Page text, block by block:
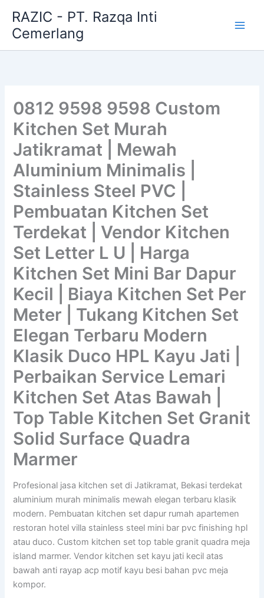
content
RAZIC - PT. Razqa Inti
Cemerlang
0812 9598 9598 Custom
Kitchen Set Murah
Jatikramat | Mewah
Aluminium Minimalis |
Stainless Steel PVC |
Pembuatan Kitchen Set
Terdekat | Vendor Kitchen
Set Letter L U | Harga
Kitchen Set Mini Bar Dapur
Kecil | Biaya Kitchen Set Per
Meter | Tukang Kitchen Set
Elegan Terbaru Modern
Klasik Duco HPL Kayu Jati |
Perbaikan Service Lemari
Kitchen Set Atas Bawah |
Top Table Kitchen Set Granit
Solid Surface Quadra
Marmer
Profesional jasa kitchen set di Jatikramat, Bekasi terdekat
aluminium murah minimalis mewah elegan terbaru klasik
modern. Pembuatan kitchen set dapur rumah apartemen
restoran hotel villa stainless steel mini bar pvc finishing hpl
atau duco. Custom kitchen set top table granit quadra meja
island marmer. Vendor kitchen set kayu jati kecil atas
bawah anti rayap acp motif kayu besi bahan pvc meja
kompor.